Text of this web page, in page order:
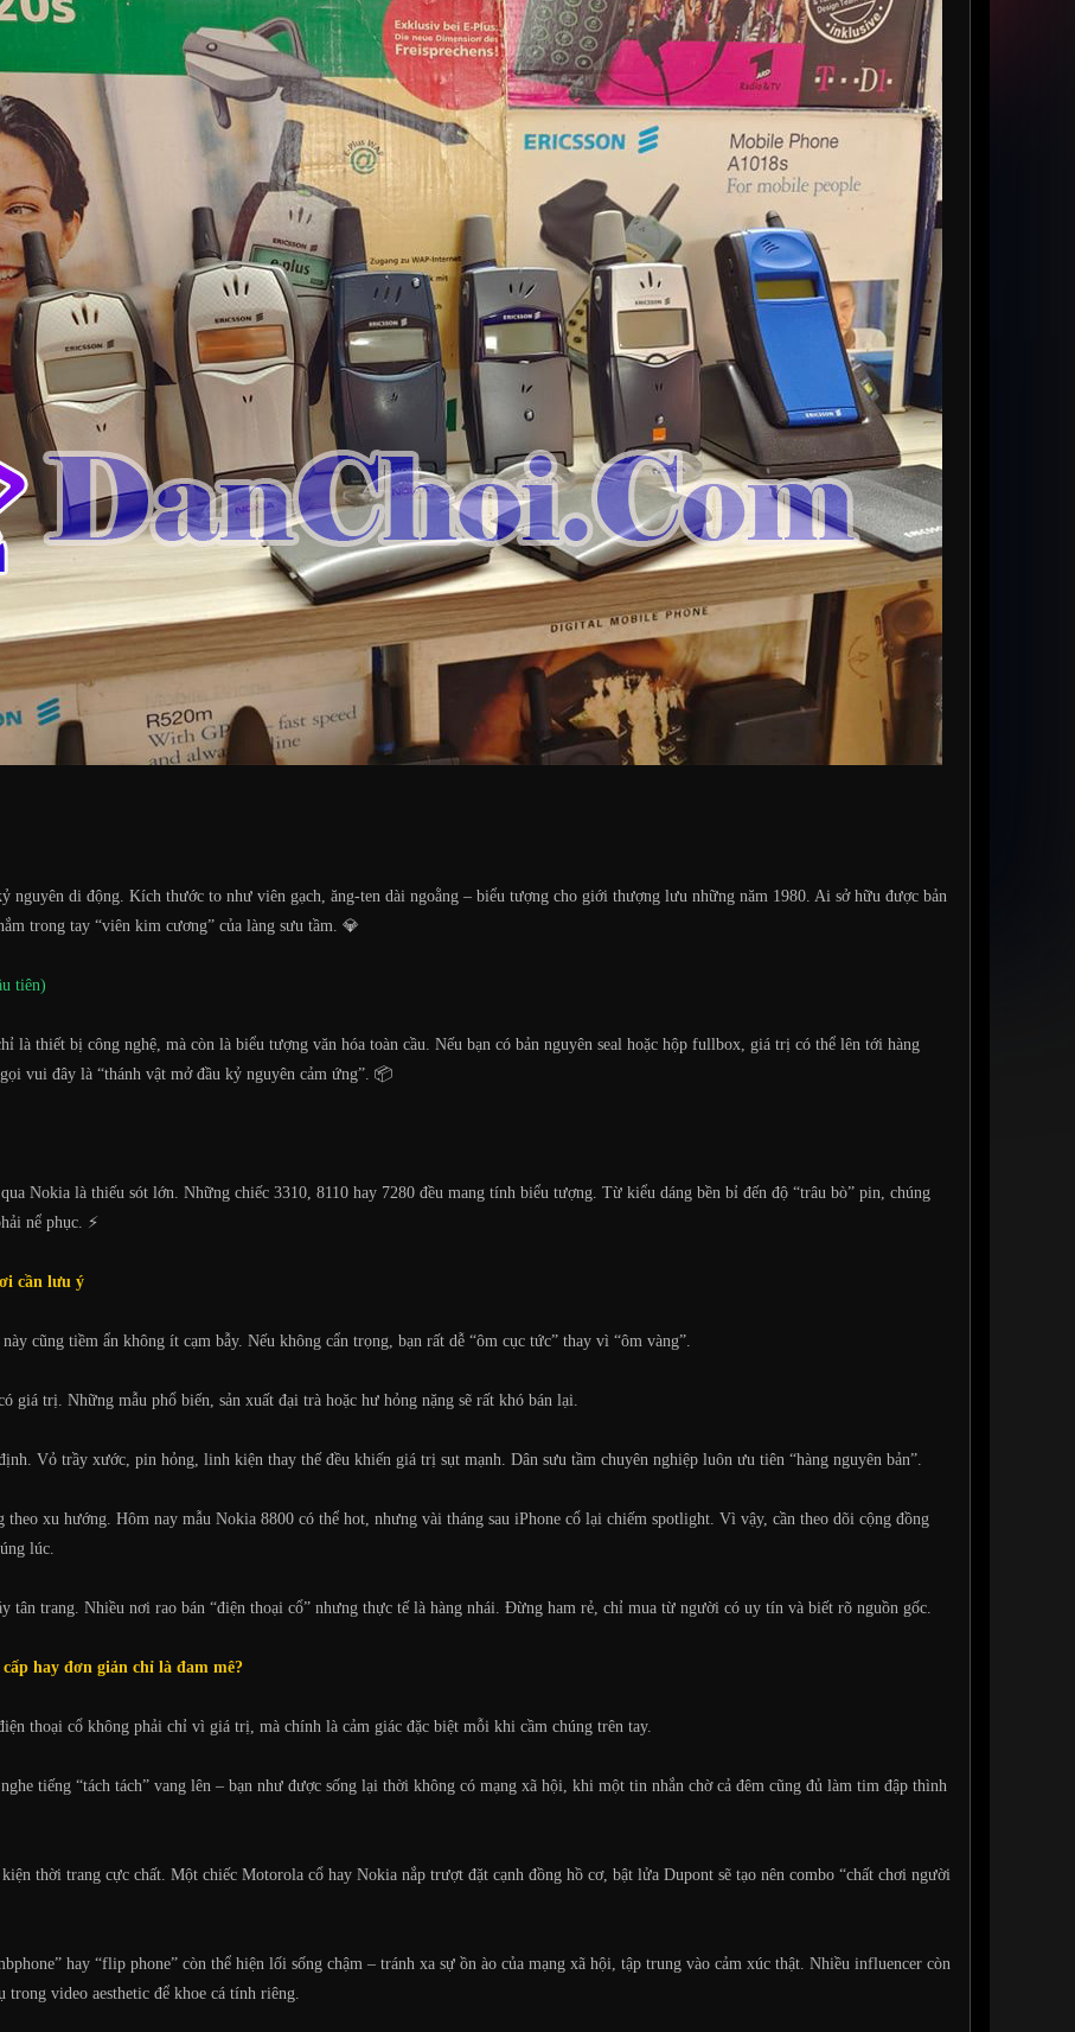
nguyên di động. Kích thước to như viên gạch, ăng-ten dài ngoằng – biểu tượng cho giới thượng lưu những năm 1980. Ai sở hữu được bản
trong tay “viên kim cương” của làng sưu tầm. 💎
tiên)
là thiết bị công nghệ, mà còn là biểu tượng văn hóa toàn cầu. Nếu bạn có bản nguyên seal hoặc hộp fullbox, giá trị có thể lên tới hàng
vui đây là “thánh vật mở đầu kỷ nguyên cảm ứng”. 📦
Nokia là thiếu sót lớn. Những chiếc 3310, 8110 hay 7280 đều mang tính biểu tượng. Từ kiểu dáng bền bỉ đến độ “trâu bò” pin, chúng
nể phục. ⚡
cần lưu ý
cũng tiềm ẩn không ít cạm bẫy. Nếu không cẩn trọng, bạn rất dễ “ôm cục tức” thay vì “ôm vàng”.
giá trị. Những mẫu phổ biến, sản xuất đại trà hoặc hư hỏng nặng sẽ rất khó bán lại.
Vỏ trầy xước, pin hỏng, linh kiện thay thế đều khiến giá trị sụt mạnh. Dân sưu tầm chuyên nghiệp luôn ưu tiên “hàng nguyên bản”.
xu hướng. Hôm nay mẫu Nokia 8800 có thể hot, nhưng vài tháng sau iPhone cổ lại chiếm spotlight. Vì vậy, cần theo dõi cộng đồng
lúc.
tân trang. Nhiều nơi rao bán “điện thoại cổ” nhưng thực tế là hàng nhái. Đừng ham rẻ, chỉ mua từ người có uy tín và biết rõ nguồn gốc.
hay đơn giản chỉ là đam mê?
thoại cổ không phải chỉ vì giá trị, mà chính là cảm giác đặc biệt mỗi khi cầm chúng trên tay.
tiếng “tách tách” vang lên – bạn như được sống lại thời không có mạng xã hội, khi một tin nhắn chờ cả đêm cũng đủ làm tim đập thình
thời trang cực chất. Một chiếc Motorola cổ hay Nokia nắp trượt đặt cạnh đồng hồ cơ, bật lửa Dupont sẽ tạo nên combo “chất chơi người
hay “flip phone” còn thể hiện lối sống chậm – tránh xa sự ồn ào của mạng xã hội, tập trung vào cảm xúc thật. Nhiều influencer còn
trong video aesthetic để khoe cá tính riêng.